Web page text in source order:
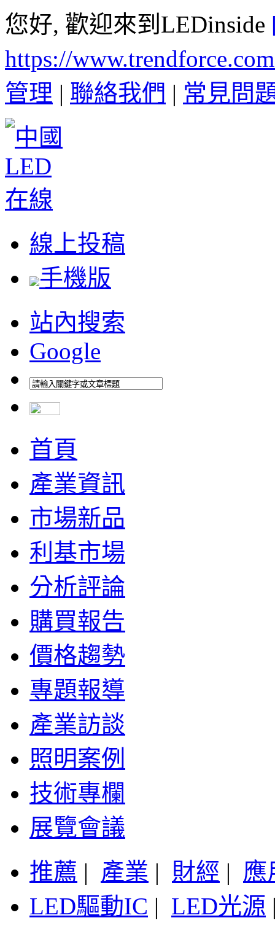
您好, 歡迎來到LEDinside
https://
管理 | 聯絡我們 | 常見問
線上投稿
手機版
站內搜索
Google
首頁
產業資訊
市場新品
利基市場
分析評論
購買報告
價格趨勢
專題報導
產業訪談
照明案例
技術專欄
展覽會議
推薦 | 產業 | 財經 | 應
LED驅動IC | LED光源